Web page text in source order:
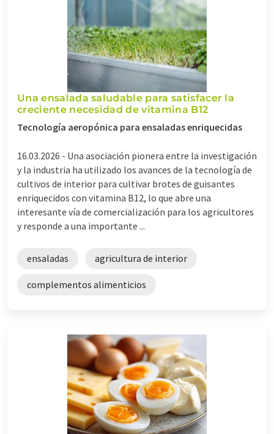
Una ensalada saludable para satisfacer la
creciente necesidad de vitamina B12
Tecnología aeropónica para ensaladas enriquecidas
16.03.2026 - Una asociación pionera entre la investigación
y la industria ha utilizado los avances de la tecnología de
cultivos de interior para cultivar brotes de guisantes
enriquecidos con vitamina B12, lo que abre una
interesante vía de comercialización para los agricultores
y responde a una importante ...
ensaladas agricultura de interior
complementos alimenticios